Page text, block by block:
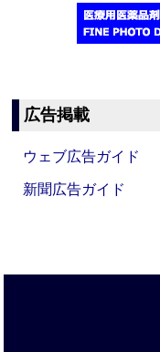
広告掲載
ウェブ広告ガイド
新聞広告ガイド